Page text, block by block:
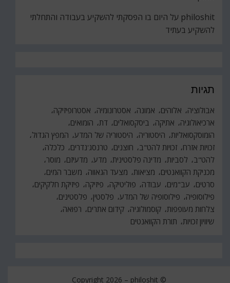
philoshit על היום בו הפסקתי להשקיע בעבודה והתחלתי
להשקיע בעתיד
תגיות
אבולוציה אלוהים אמונה אסטרונומיה
אסטרופיזיקה
ארכיאולוגיה
אתיקה ביסקסואלים דת הומואים
הומוסקסואליות היסטוריה היסטוריה של המדע המפץ הגדול
זכויות אזרח זכויות להט"ב חוצנים טרנסג'נדרים
כלכלה
להט"ב
לסביות מדינה פלסטינית מדע מדעיזם
מוסר
מכניקת הקוואנטים
מציאות מצעד הגאווה
משבר המים
סרטים
עב"מים עבודה פוליטיקה פיזיקה
פיזיקת חלקיקים
פילוסופיה
פילוסופיה של המדע פלסטין פלסטינים
צלחות מעופפות קוסמולוגיה קידום אתרים
רפואה
שיוויון זכויות תורת הקוואנטים
© Copyright 2026 –
philoshit